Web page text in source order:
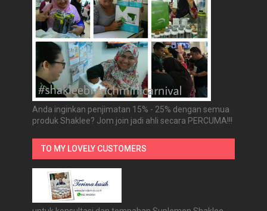
Anda inginkan penjimatan 15% - 25% dengan semua
produk Shaklee? Jom join jadi ahli secara PERCUMA!!!
TO MY LOVELY CUSTOMERS